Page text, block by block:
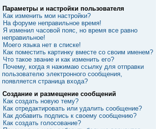
Параметры и настройки пользователя
Как изменить мои настройки?
На форуме неправильное время!
Я изменил часовой пояс, но время все равно
неправильное!
Моего языка нет в списке!
Как поместить картинку вместе со своим именем?
Что такое звание и как изменить его?
Почему, когда я нажимаю ссылку для отправки
пользователю электронного сообщения,
появляется страница входа?
Создание и размещение сообщений
Как создать новую тему?
Как отредактировать или удалить сообщение?
Как добавить подпись к своему сообщению?
Как создать голосование?